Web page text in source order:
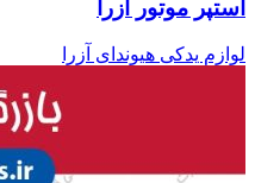
استپر موتور آزرا
لوازم یدکی هیوندای آزرا